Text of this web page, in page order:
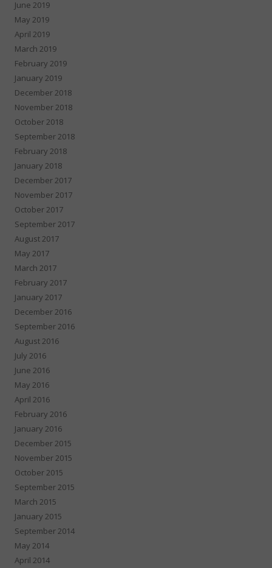
June 2019
May 2019
April 2019
March 2019
February 2019
January 2019
December 2018
November 2018
October 2018
September 2018
February 2018
January 2018
December 2017
November 2017
October 2017
September 2017
August 2017
May 2017
March 2017
February 2017
January 2017
December 2016
September 2016
August 2016
July 2016
June 2016
May 2016
April 2016
February 2016
January 2016
December 2015
November 2015
October 2015
September 2015
March 2015
January 2015
September 2014
May 2014
April 2014